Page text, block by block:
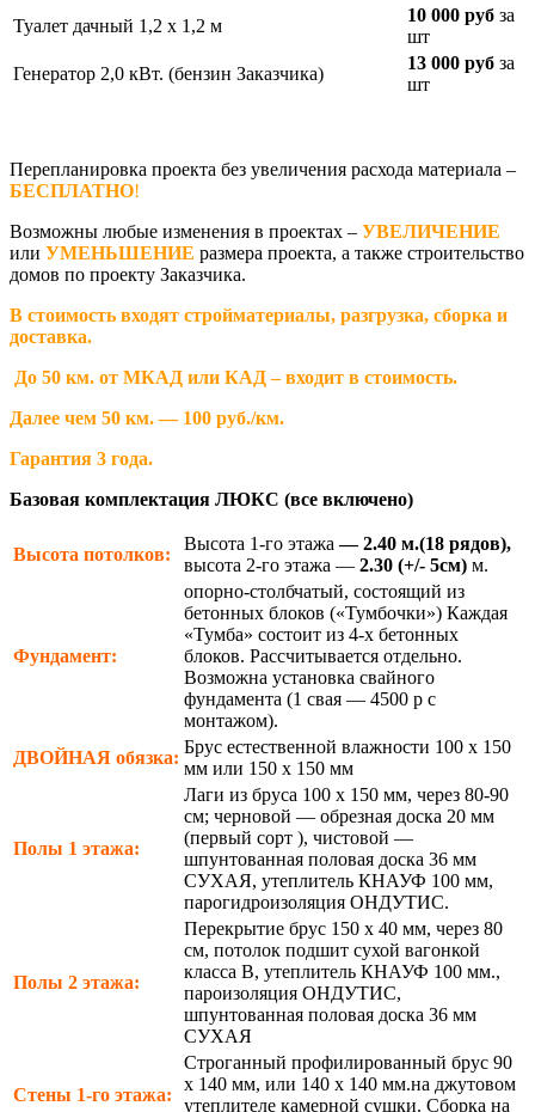
Туалет дачный 1,2 х 1,2 м
10 000 руб за
шт
Генератор 2,0 кВт. (бензин Заказчика)
13 000 руб за
шт
Перепланировка проекта без увеличения расхода материала –
БЕСПЛАТНО!
Возможны любые изменения в проектах – УВЕЛИЧЕНИЕ
или УМЕНЬШЕНИЕ размера проекта, а также строительство
домов по проекту Заказчика.
В стоимость входят стройматериалы, разгрузка, сборка и
доставка.
До 50 км. от МКАД или КАД – входит в стоимость.
Далее чем 50 км. — 100 руб./км.
Гарантия 3 года.
Базовая комплектация ЛЮКС (все включено)
Высота потолков:
Высота 1-го этажа— 2.40 м.(18 рядов),
высота 2-го этажа — 2.30 (+/- 5см) м.
Фундамент:
опорно-столбчатый, состоящий из
бетонных блоков («Тумбочки») Каждая
«Тумба» состоит из 4-х бетонных
блоков. Рассчитывается отдельно.
Возможна установка свайного
фундамента (1 свая — 4500 р с
монтажом).
ДВОЙНАЯ обязка:
Брус естественной влажности 100 х 150
мм или 150 х 150 мм
Полы 1 этажа:
Лаги из бруса 100 х 150 мм, через 80-90
см; черновой — обрезная доска 20 мм
(первый сорт ), чистовой —
шпунтованная половая доска 36 мм
СУХАЯ, утеплитель КНАУФ 100 мм,
парогидроизоляция ОНДУТИС.
Полы 2 этажа:
Перекрытие брус 150 х 40 мм, через 80
см, потолок подшит сухой вагонкой
класса В, утеплитель КНАУФ 100 мм.,
пароизоляция ОНДУТИС,
шпунтованная половая доска 36 мм
СУХАЯ
Стены 1-го этажа:
Строганный профилированный брус 90
х 140 мм, или 140 х 140 мм.на джутовом
утеплителе камерной сушки. Сборка на